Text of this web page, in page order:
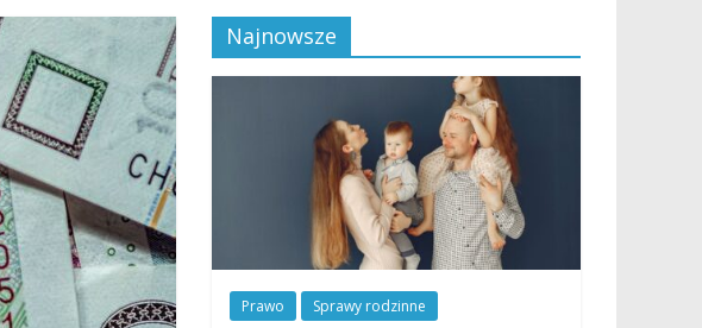
Najnowsze
Prawo Sprawy rodzinne